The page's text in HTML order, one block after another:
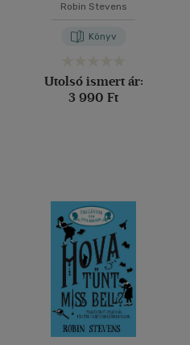
Robin Stevens
Könyv
Utolsó ismert ár:
3 990 Ft